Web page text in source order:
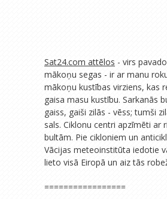
Sat24.com attēlos - virs
mākoņu segas - ir ar manu
mākoņu kustības virziens, kas
gaisa masu kustību. Sarkanās
gaiss, gaiši zilās - vēss; tumši
sals. Ciklonu centri apzīmēti ar
bultām. Pie cikloniem un
Vācijas meteoinstitūta iedotie
lieto visā Eiropā un aiz tās
=================